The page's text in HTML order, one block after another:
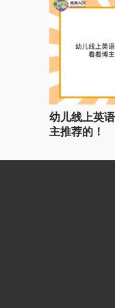
幼儿线上英
主推荐的！